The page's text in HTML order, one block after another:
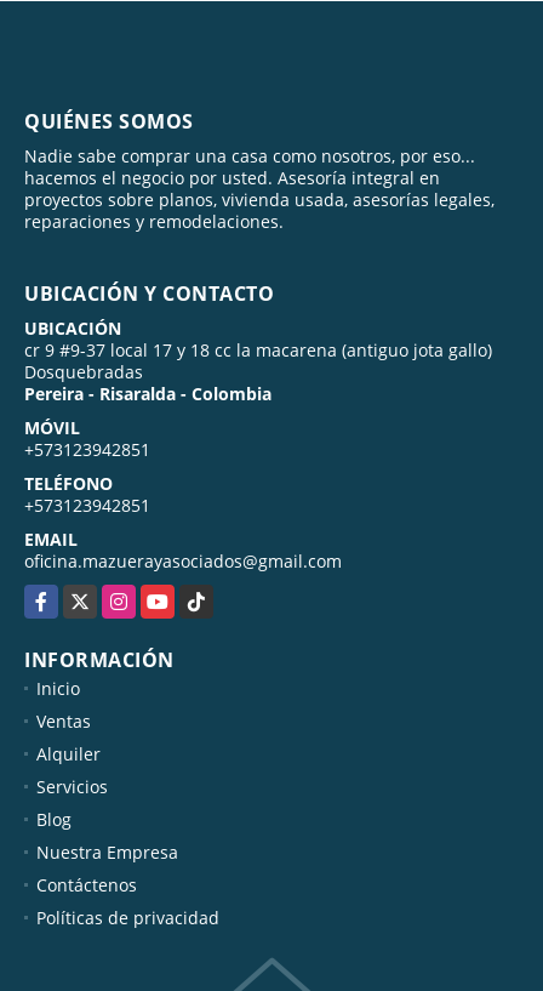
QUIÉNES SOMOS
Nadie sabe comprar una casa como nosotros, por eso...
hacemos el negocio por usted. Asesoría integral en
proyectos sobre planos, vivienda usada, asesorías legales,
reparaciones y remodelaciones.
UBICACIÓN Y CONTACTO
UBICACIÓN
cr 9 #9-37 local 17 y 18 cc la macarena (antiguo jota gallo)
Dosquebradas
Pereira - Risaralda - Colombia
MÓVIL
+573123942851
TELÉFONO
+573123942851
EMAIL
oficina.mazuerayasociados@gmail.com
INFORMACIÓN
Inicio
Ventas
Alquiler
Servicios
Blog
Nuestra Empresa
Contáctenos